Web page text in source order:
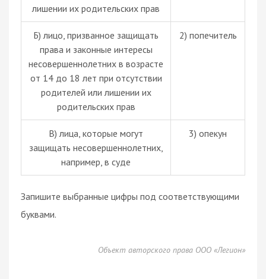
лишении их родительских прав
Б) лицо, призванное защищать
права и законные интересы
несовершеннолетних в возрасте
от 14 до 18 лет при отсутствии
родителей или лишении их
родительских прав
2) попечитель
В) лица, которые могут
защищать несовершеннолетних,
например, в суде
3) опекун
Запишите выбранные цифры под соответствующими
буквами.
Объект авторского права ООО «Легион»